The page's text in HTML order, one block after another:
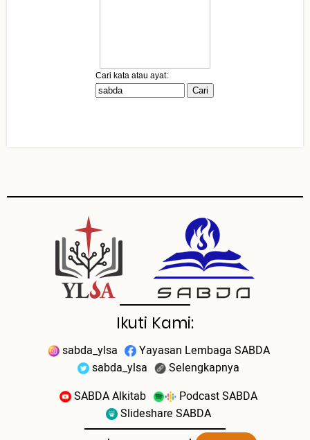
Ikuti Kami:
sabda_ylsa
Yayasan Lembaga SABDA
sabda_ylsa
Selengkapnya
SABDA Alkitab
Podcast SABDA
Slideshare SABDA